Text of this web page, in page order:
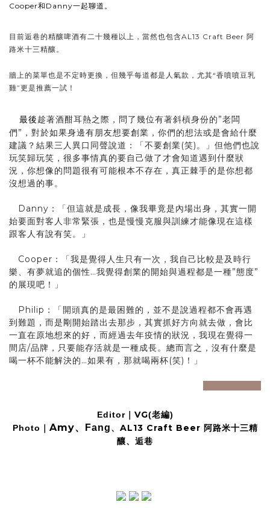
Cooper和Danny一起聊道。
目前逅巷的精釀啤酒有二十幾種以上，當然也包含AL13 Craft Beer 阿
路米十三精釀。
牆上的菜單也是不定時更換，但幾乎每道都是人氣款，尤其“香噴噴豆乳
雞”更是推薦一試！
最後趁著酒酣耳熱之際，問了幾位有著斜槓身份的”老闆
們”，對於如果身邊有朋友想要創業，你們的想法或是會給什麼
建議？結果三人異口同聲說道：「不要創業(笑)。」 但他們也說
玩笑歸玩笑，很多事情真的要自己做了才會知道遇到什麼狀
況，你想像的問題很有可能根本不存在，真正棘手的是你想都
沒想過的事。
Danny：「但這就是成長，像我畢竟是內場出身，其實一開
始要面對客人非常緊張，也是慢慢克服與訓練才能像現在這樣
跟客人有說有笑。」
Cooper：「我是覺得人生只有一次，我自己比較是及時行
樂、有夢就追的個性…我覺得創業的開始與過程都是一種”態度”
的展現吧！」
Philip：「開頭真的是最困難的，並不是說過程都不會再遇
到難題，而是剛開始踏出去那步，其實抓好方向就去做，會比
一直在原地想來的好，而經過去年疫情的狀況，我現在覺得一
間店/品牌，只要能存活就是一種成長。總而言之，沒有什麼是
喝一杯不能解決的…如果有，那就喝兩杯(笑)！」
prev next
Editor｜ VG(老編)
Photo｜ Amy、 Fang、 AL13 Craft Beer 阿路米十三精
釀、 逅巷